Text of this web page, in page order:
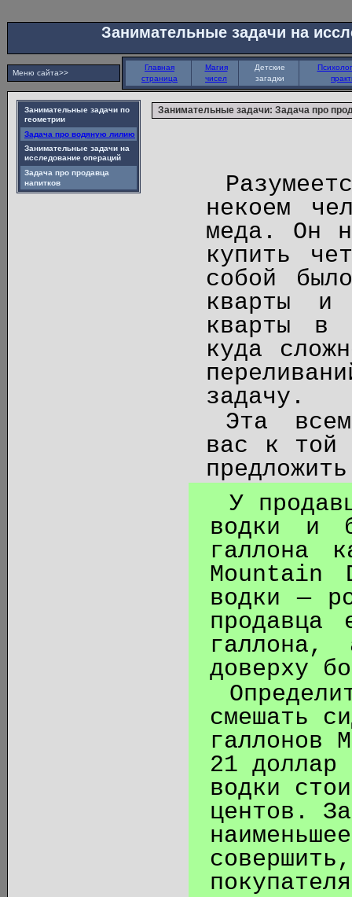
Занимательные задачи на
Меню сайта>>
Главная
страница
Магия
чисел
Детские
загадки
Занимательные задачи по
геометрии
Задача про водяную лилию
Занимательные задачи на
исследование операций
Задача про продавца
напитков
Занимательные задачи: Задача про
некоем
меда. Он
купить
собой
кварты и
кварты в
куда
задачу.
Эта
вас к той
У
водки и
галлона
Mountain
водки —
галлона,
доверху
смешать
галлонов
21 доллар
водки
центов.